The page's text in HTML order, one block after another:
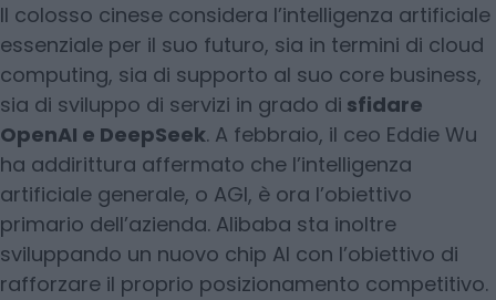
Il colosso cinese considera l’intelligenza artificiale
essenziale per il suo futuro, sia in termini di cloud
computing, sia di supporto al suo core business,
sia di sviluppo di servizi in grado di sfidare
OpenAI e DeepSeek. A febbraio, il ceo Eddie Wu
ha addirittura affermato che l’intelligenza
artificiale generale, o AGI, è ora l’obiettivo
primario dell’azienda. Alibaba sta inoltre
sviluppando un nuovo chip AI con l’obiettivo di
rafforzare il proprio posizionamento competitivo.